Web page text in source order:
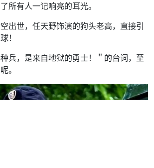
所有人一记响亮的耳光。
出世，任天野饰演的狗头老高，直接引
！
兵，是来自地狱的勇士！＂的台词，至
。